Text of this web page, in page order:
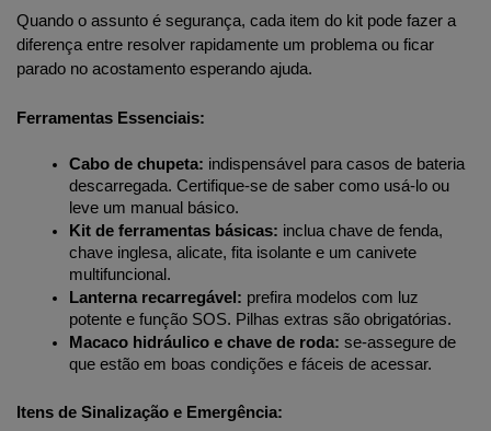
Quando o assunto é segurança, cada item do kit pode fazer a
diferença entre resolver rapidamente um problema ou ficar
parado no acostamento esperando ajuda.
Ferramentas Essenciais:
Cabo de chupeta: indispensável para casos de bateria
descarregada. Certifique-se de saber como usá-lo ou
leve um manual básico.
Kit de ferramentas básicas: inclua chave de fenda,
chave inglesa, alicate, fita isolante e um canivete
multifuncional.
Lanterna recarregável: prefira modelos com luz
potente e função SOS. Pilhas extras são obrigatórias.
Macaco hidráulico e chave de roda: se-assegure de
que estão em boas condições e fáceis de acessar.
Itens de Sinalização e Emergência: